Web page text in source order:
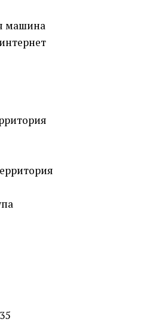
машина